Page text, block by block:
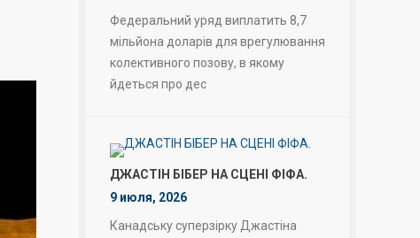
Федеральний уряд виплатить 8,7
мільйона доларів для врегулювання
колективного позову, в якому
йдеться про дес
ДЖАСТІН БІБЕР НА СЦЕНІ ФІФА.
9 июля, 2026
Канадську суперзірку Джастіна